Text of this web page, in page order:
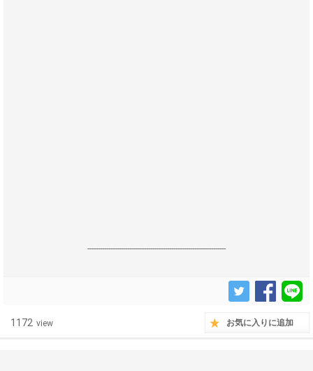
------------------------------------------------------------------
1172 view お気に入りに追加